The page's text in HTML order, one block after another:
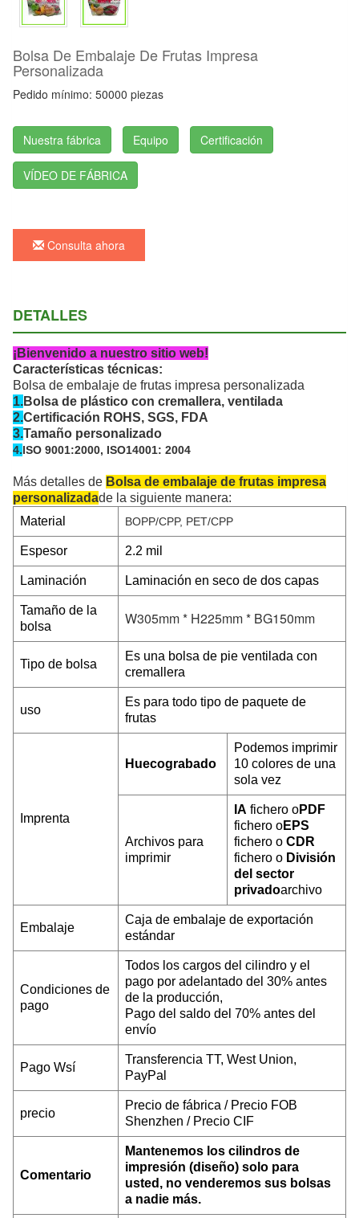
Bolsa De Embalaje De Frutas Impresa
Personalizada
Pedido mínimo: 50000 piezas
Nuestra fábrica Equipo Certificación
VÍDEO DE FÁBRICA
Consulta ahora
DETALLES
¡Bienvenido a nuestro sitio web!
Características técnicas:
Bolsa de embalaje de frutas impresa personalizada
1.Bolsa de plástico con cremallera, ventilada
2.Certificación ROHS, SGS, FDA
3.Tamaño personalizado
4.ISO 9001:2000, ISO14001: 2004
Más detalles de Bolsa de embalaje de frutas impresa
personalizadade la siguiente manera:
Material
BOPP/CPP, PET/CPP
Espesor 2.2 mil
Laminación Laminación en seco de dos capas
Tamaño de la
bolsa
W305mm * H225mm * BG150mm
Tipo de bolsa
Es una bolsa de pie ventilada con
cremallera
uso
Es para todo tipo de paquete de
frutas
Imprenta
Huecograbado
Podemos imprimir
10 colores de una
sola vez
Archivos para
imprimir
IA fichero oPDF
fichero oEPS
fichero o CDR
fichero o División
del sector
privadoarchivo
Embalaje
Caja de embalaje de exportación
estándar
Condiciones de
pago
Todos los cargos del cilindro y el
pago por adelantado del 30% antes
de la producción,
Pago del saldo del 70% antes del
envío
Pago Wsí
Transferencia TT, West Union,
PayPal
precio
Precio de fábrica / Precio FOB
Shenzhen / Precio CIF
Comentario
Mantenemos los cilindros de
impresión (diseño) solo para
usted, no venderemos sus bolsas
a nadie más.